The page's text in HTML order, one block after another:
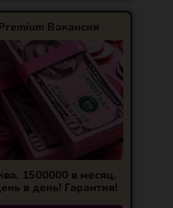
Вакансия
1500000 в месяц.
в день! Гарантия!